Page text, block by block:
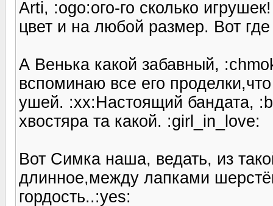
Arti, :ogo:ого-го сколько
цвет и на любой размер. Вот
А Венька какой забавный,
вспоминаю все его
ушей. :xx:Настоящий бандата,
хвостяра та какой. :girl_in_love:
Вот Симка наша, ведать, из
длинное,между лапками
гордость..:yes: